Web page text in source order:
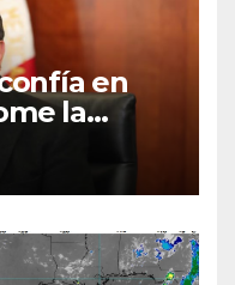
en
la
el
el